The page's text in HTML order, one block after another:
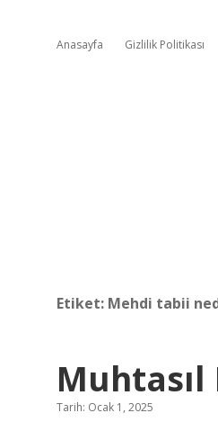
Anasayfa Gizlilik Politikası
Etiket: Mehdi tabii
Tarih: Ocak 1, 2025